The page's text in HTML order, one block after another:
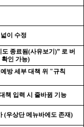
이 수정
도 종료됨(사유보기 )” 로 버
인 가능)
방 세부 대책 위 "규칙
책 입력 시 줄바뀜 기능
(우상단 메뉴바에도 존재)